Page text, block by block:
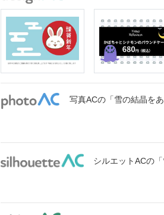
写真ACの「雪の結晶を
シルエットACの